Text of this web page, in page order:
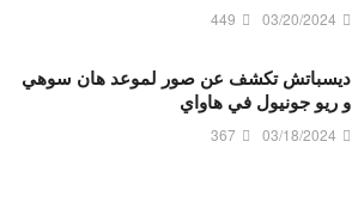
03/20/2024
449
ديسباتش تكشف عن صور لموعد هان سوهي
و ريو جونيول في هاواي
03/18/2024
367